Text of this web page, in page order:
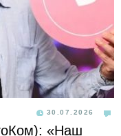
30.07.2026
«Наш